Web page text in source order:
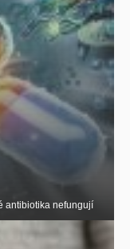
antibiotika nefungují